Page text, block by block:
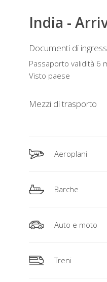
India -
Documenti di
Passaporto validità 6
Visto paese
Mezzi di trasporto
Aeroplani
Barche
Auto e moto
Treni